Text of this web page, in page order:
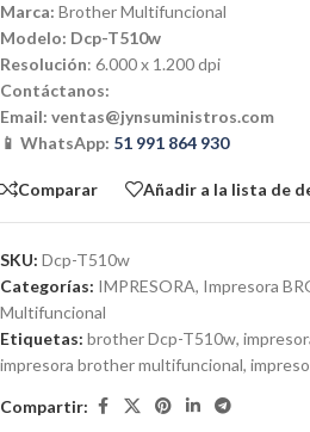
Marca: Brother Multifuncional
Modelo: Dcp-T510w
Resolución: 6.000 x 1.200 dpi
Contáctanos:
Email: ventas@jynsuministros.com
📱 WhatsApp: 51 991 864 930
Comparar Añadir a la lista de
SKU: Dcp-T510w
Categorías: IMPRESORA, Impresora
Multifuncional
Etiquetas: brother Dcp-T510w,
impresora brother multifuncional,
Compartir: